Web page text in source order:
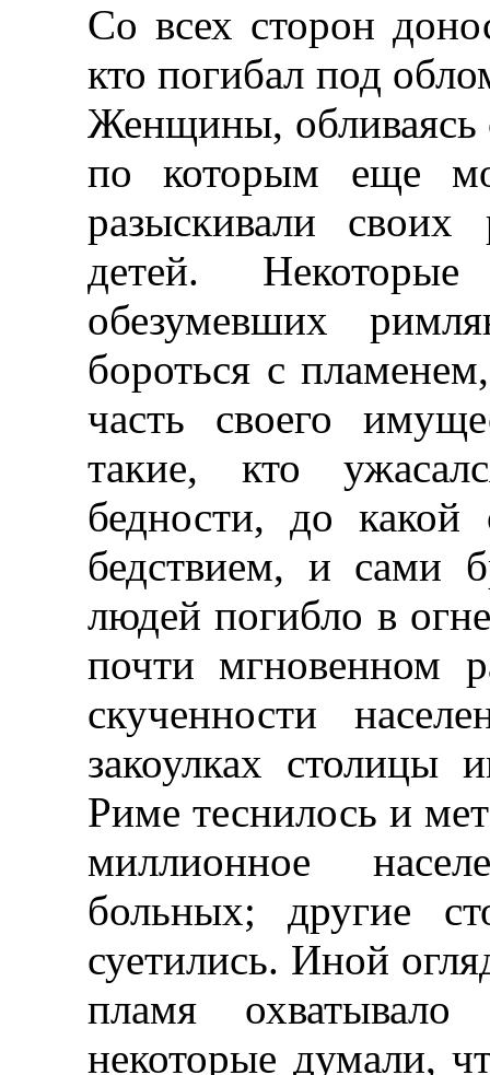
Со всех сторон
кто погибал под
Женщины, обливаясь
по которым еще
разыскивали своих
детей.
обезумевших
бороться с
часть своего
такие, кто
бедности, до
бедствием, и сами
людей погибло в
почти мгновенном
скученности
закоулках
Риме теснилось и
миллионное
больных; другие
суетились. Иной
пламя
некоторые думали,